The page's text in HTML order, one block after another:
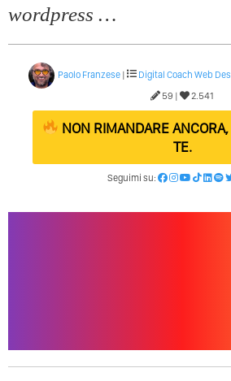
Come Promuoversi Nel Wedding?
wordpress …
Paolo Franzese| Digital Coach Web
59 |
2.541
NON RIMANDARE
TE.
Seguimi su: